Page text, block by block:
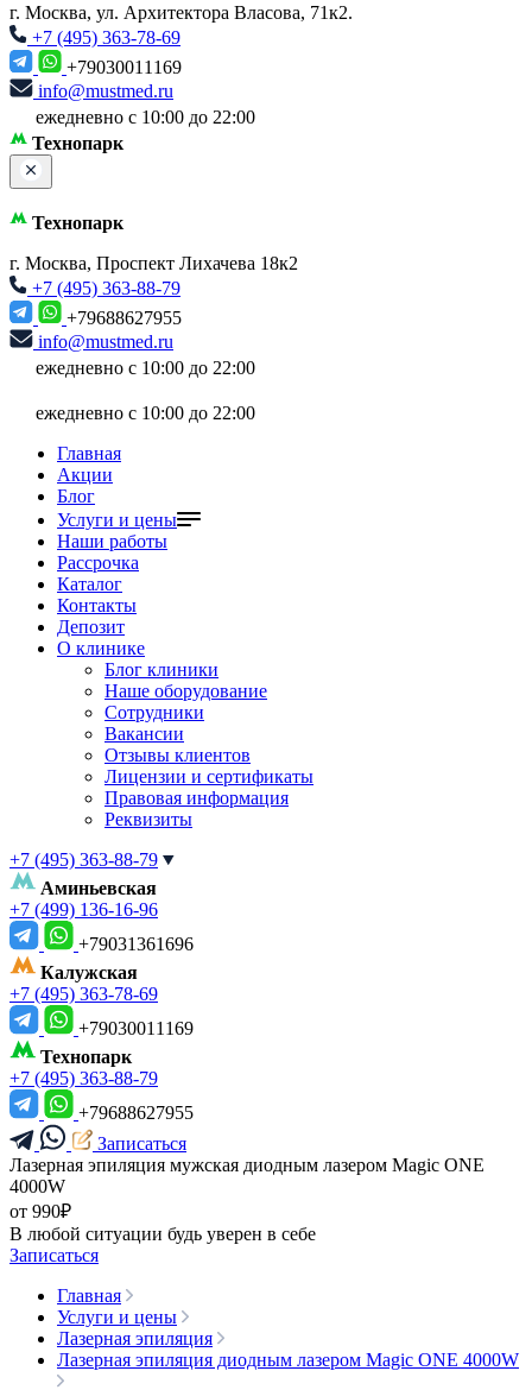
г. Москва, ул. Архитектора Власова, 71к2.
+7 (495) 363-78-69
+79030011169
info@mustmed.ru
ежедневно с 10:00 до 22:00
Технопарк
Технопарк
г. Москва, Проспект Лихачева 18к2
+7 (495) 363-88-79
+79688627955
info@mustmed.ru
ежедневно с 10:00 до 22:00
ежедневно с 10:00 до 22:00
Главная
Акции
Блог
Услуги и цены
Наши работы
Рассрочка
Каталог
Контакты
Депозит
О клинике
Блог клиники
Наше оборудование
Сотрудники
Вакансии
Отзывы клиентов
Лицензии и сертификаты
Правовая информация
Реквизиты
+7 (495) 363-88-79
Аминьевская
+7 (499) 136-16-96
+79031361696
Калужская
+7 (495) 363-78-69
+79030011169
Технопарк
+7 (495) 363-88-79
+79688627955
Записаться
Лазерная эпиляция мужская диодным лазером Magic ONE
4000W
от 990₽
В любой ситуации будь уверен в себе
Записаться
Главная
Услуги и цены
Лазерная эпиляция
Лазерная эпиляция диодным лазером Magic ONE 4000W